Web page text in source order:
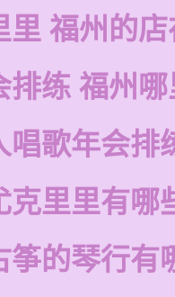
里 福州的
排练 福州
唱歌年会排
克里里有哪
筝的琴行有